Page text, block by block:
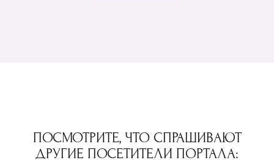
ПОСМОТРИТЕ, ЧТО СПРАШИВАЮТ
ДРУГИЕ ПОСЕТИТЕЛИ ПОРТАЛА: